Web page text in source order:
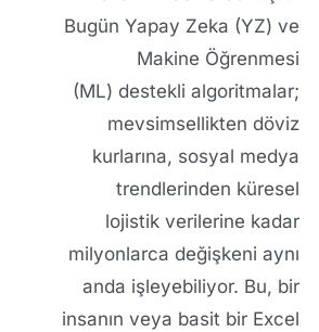
BugünYapay Zeka (YZ) ve
Makine Öğrenmesi
(ML) destekli algoritmalar;
mevsimsellikten döviz
kurlarına, sosyal medya
trendlerinden küresel
lojistik verilerine kadar
milyonlarca değişkeni aynı
anda işleyebiliyor. Bu, bir
insanın veya basit bir Excel